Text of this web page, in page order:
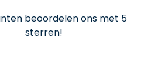
beoordelen ons met 5
sterren!